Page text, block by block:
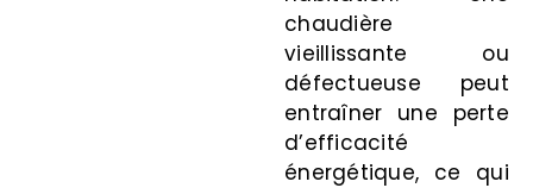
chaudière
vieillissante ou
défectueuse peut
entraîner une perte
d’efficacité
énergétique, ce qui